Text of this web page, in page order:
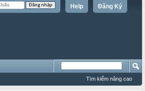
Đăng Ký
Help
Tìm kiếm nâng cao